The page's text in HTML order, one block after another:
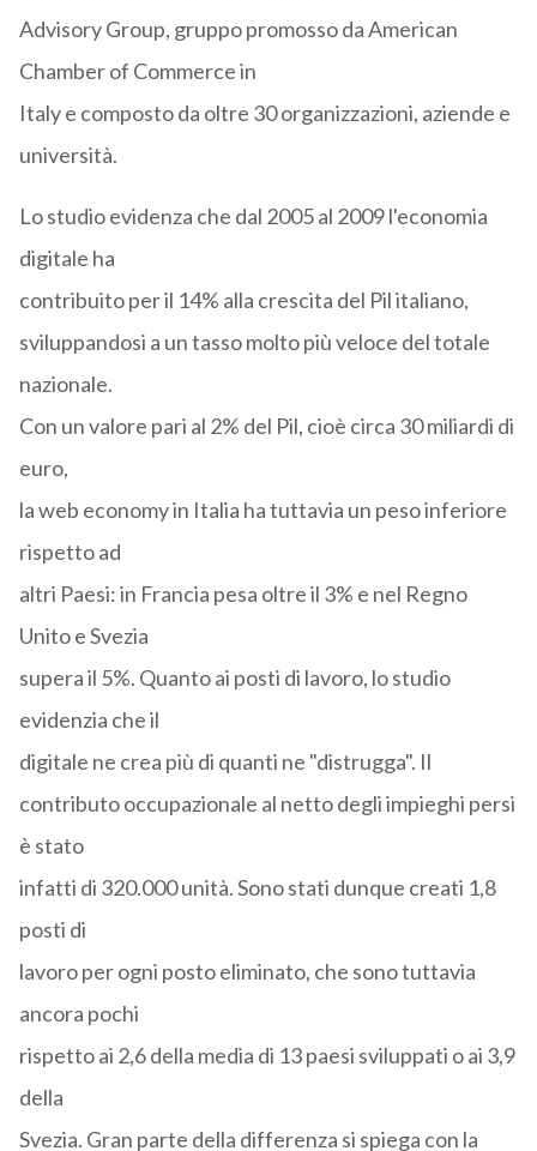
Advisory Group, gruppo promosso da American
Chamber of Commerce in
Italy e composto da oltre 30 organizzazioni, aziende e
università.
Lo studio evidenza che dal 2005 al 2009 l'economia
digitale ha
contribuito per il 14% alla crescita del Pil italiano,
sviluppandosi a un tasso molto più veloce del totale
nazionale.
Con un valore pari al 2% del Pil, cioè circa 30 miliardi di
euro,
la web economy in Italia ha tuttavia un peso inferiore
rispetto ad
altri Paesi: in Francia pesa oltre il 3% e nel Regno
Unito e Svezia
supera il 5%. Quanto ai posti di lavoro, lo studio
evidenzia che il
digitale ne crea più di quanti ne "distrugga". Il
contributo occupazionale al netto degli impieghi persi
è stato
infatti di 320.000 unità. Sono stati dunque creati 1,8
posti di
lavoro per ogni posto eliminato, che sono tuttavia
ancora pochi
rispetto ai 2,6 della media di 13 paesi sviluppati o ai 3,9
della
Svezia. Gran parte della differenza si spiega con la